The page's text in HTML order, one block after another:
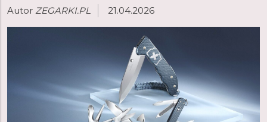
Autor ZEGARKI.PL 21.04.2026